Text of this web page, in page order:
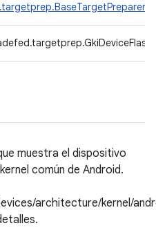
muestra el dispositivo
común de Android.
architecture/kernel/